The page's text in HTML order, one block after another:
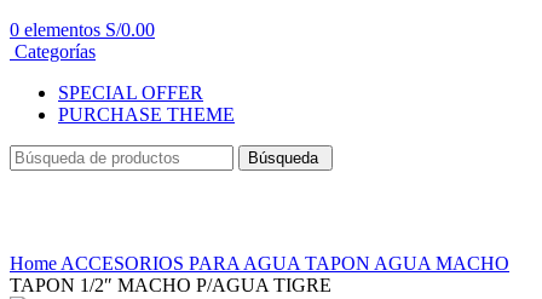
0 elementos S/0.00
Categorías
SPECIAL OFFER
PURCHASE THEME
Búsqueda
Home ACCESORIOS PARA AGUA TAPON AGUA MACHO
TAPON 1/2″ MACHO P/AGUA TIGRE